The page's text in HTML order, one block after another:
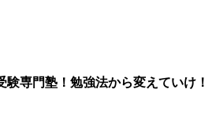
専門塾！勉強法から変えていけ！